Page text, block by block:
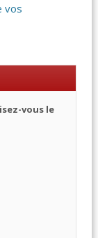
vos
vous le